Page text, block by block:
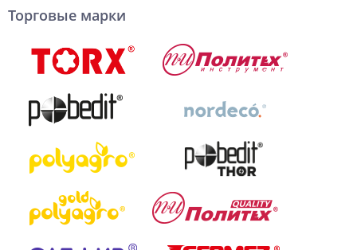
Торговые марки